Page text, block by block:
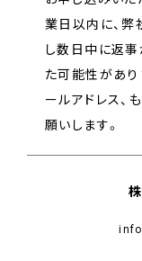
業日以内に、弊
し数日中に返事
た可能性があり
ールアドレス、
願いします。